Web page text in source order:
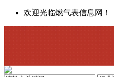
欢迎光临燃气表信息网！